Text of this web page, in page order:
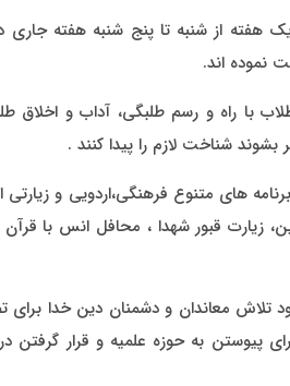
هفته از شنبه تا پنج شنبه هفته جاری
با راه و رسم طلبگی، آداب و اخلاق
شناخت لازم را پیدا کنند .
های متنوع فرهنگی،اردویی و زیارتی
زیارت قبور شهدا ، محافل انس با قرآن
تلاش معاندان و دشمنان دین خدا
پیوستن به حوزه علمیه و قرار گرفتن